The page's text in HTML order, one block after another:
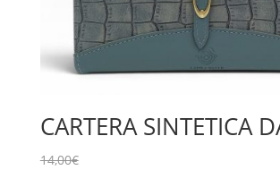
CARTERA SINTETICA
14,00€